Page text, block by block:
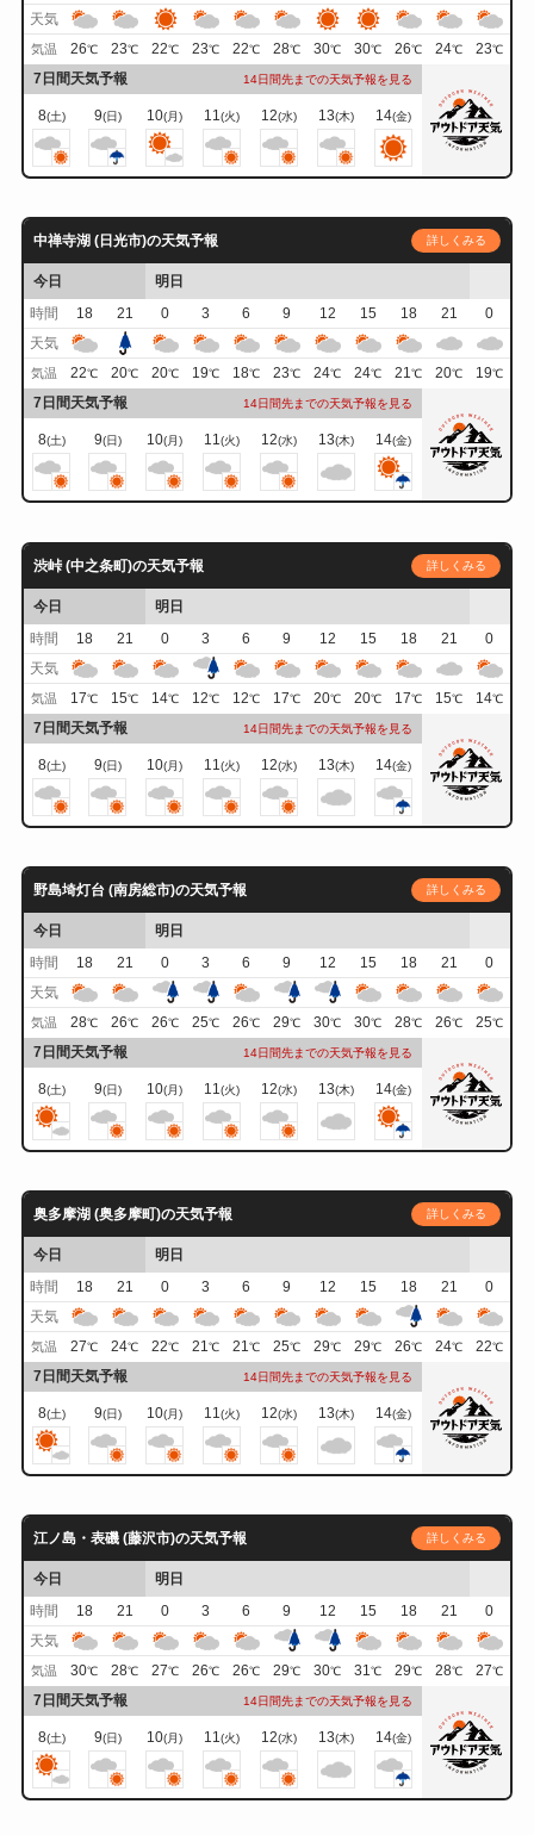
天気
気温 26℃ 23℃ 22℃ 23℃ 22℃ 28℃ 30℃ 30℃ 26℃ 24℃ 23℃
7日間天気予報 14日間先までの天気予報を見る
8(土) 9(日) 10(月) 11(火) 12(水) 13(木) 14(金)
中禅寺湖 (日光市)の天気予報 詳しくみる
今日
明日
時間
18 21 0 3 6 9 12 15 18 21
0
天気
気温 22℃ 20℃ 20℃ 19℃ 18℃ 23℃ 24℃ 24℃ 21℃ 20℃ 19℃
7日間天気予報 14日間先までの天気予報を見る
8(土) 9(日) 10(月) 11(火) 12(水) 13(木) 14(金)
渋峠 (中之条町)の天気予報 詳しくみる
今日
明日
時間
18 21 0 3 6 9 12 15 18 21
0
天気
気温 17℃ 15℃ 14℃ 12℃ 12℃ 17℃ 20℃ 20℃ 17℃ 15℃ 14℃
7日間天気予報 14日間先までの天気予報を見る
8(土) 9(日) 10(月) 11 (火) 12(水) 13(木) 14(金)
野島埼灯台 (南房総市)の天気予報 詳しくみる
今日
明日
時間
18 21 0 3 6 9 12 15 18 21
0
天気
気温 28℃ 26℃ 26℃ 25℃ 26℃ 29℃ 30℃ 30℃ 28℃ 26℃ 25℃
7日間天気予報 14日間先までの天気予報を見る
8(土) 9(日) 10(月) 11(火) 12(水) 13(木) 14(金)
奥多摩湖 (奥多摩町)の天気予報 詳しくみる
今日
明日
時間
18 21 0 3 6 9 12 15 18 21
0
天気
気温 27℃ 24℃ 22℃ 21℃ 21℃ 25℃ 29℃ 29℃ 26℃ 24℃ 22℃
7日間天気予報 14日間先までの天気予報を見る
8(土) 9(日) 10(月) 11(火) 12(水) 13(木) 14(金)
江ノ島・表磯 (藤沢市)の天気予報 詳しくみる
今日
明日
時間
18 21 0 3 6 9 12 15 18 21
0
天気
気温 30℃ 28℃ 27℃ 26℃ 26℃ 29℃ 30℃ 31℃ 29℃ 28℃ 27℃
7日間天気予報 14日間先までの天気予報を見る
8(土) 9(日) 10(月) 11(火) 12(水) 13(木) 14(金)